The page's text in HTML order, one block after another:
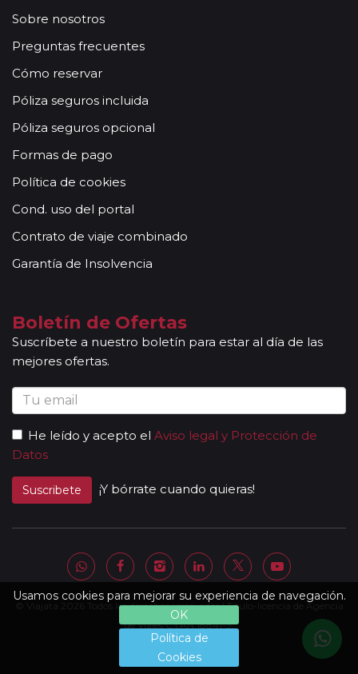
Usamos cookies para mejorar su experiencia de navegación.
OK
Política de
Cookies
Sobre nosotros
Preguntas frecuentes
Cómo reservar
Póliza seguros incluida
Póliza seguros opcional
Formas de pago
Política de cookies
Cond. uso del portal
Contrato de viaje combinado
Garantía de Insolvencia
Boletín de Ofertas
Suscríbete a nuestro boletín para estar al día de las
mejores ofertas.
He leído y acepto el Aviso legal y Protección de
Datos
Suscribete ¡Y bórrate cuando quieras!
© Viajata 2026 Todos los derechos reservados | Título-licencia de Agencia
de Viajes C.I.AN 18841-3.